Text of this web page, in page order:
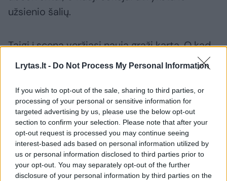
Lrytas.lt - Do Not Process My Personal Information
If you wish to opt-out of the sale, sharing to third parties, or
processing of your personal or sensitive information for
targeted advertising by us, please use the below opt-out
section to confirm your selection. Please note that after your
opt-out request is processed you may continue seeing
interest-based ads based on personal information utilized by
us or personal information disclosed to third parties prior to
your opt-out. You may separately opt-out of the further
disclosure of your personal information by third parties on the
užsienio šalių.
Taigi į sceną veržiasi nauja graži karta. O kad
galėtume toliau augti ir dirbti su garsiais
repetitorių gretas. Todėl sudarėme sutartį su
Stefano Parmigiano – italų kilmės baleto
meistru, šokusiu Johno Neumeierio ir
Maurice‘o Béjart‘o trupėse“, – viltingus
pokyčius vardino LNOBT baleto meno
vadovas.